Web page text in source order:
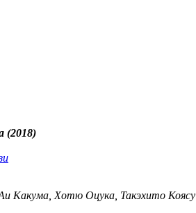
(2018)
Какума, Хотю Оцука, Такэхито Коясу